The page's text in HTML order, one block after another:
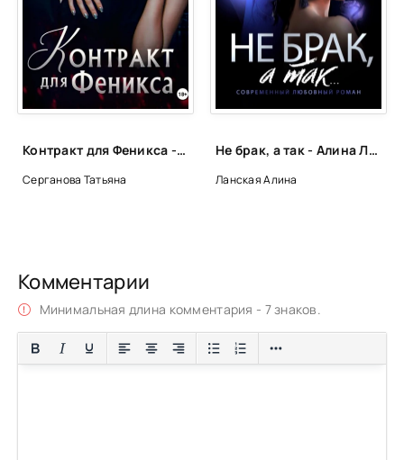
Контракт для Феникса - Татьяна Серганова
Серганова Татьяна
Не брак, а так - Алина Ланская
Ланская Алина
Комментарии
Минимальная длина комментария - 7 знаков.